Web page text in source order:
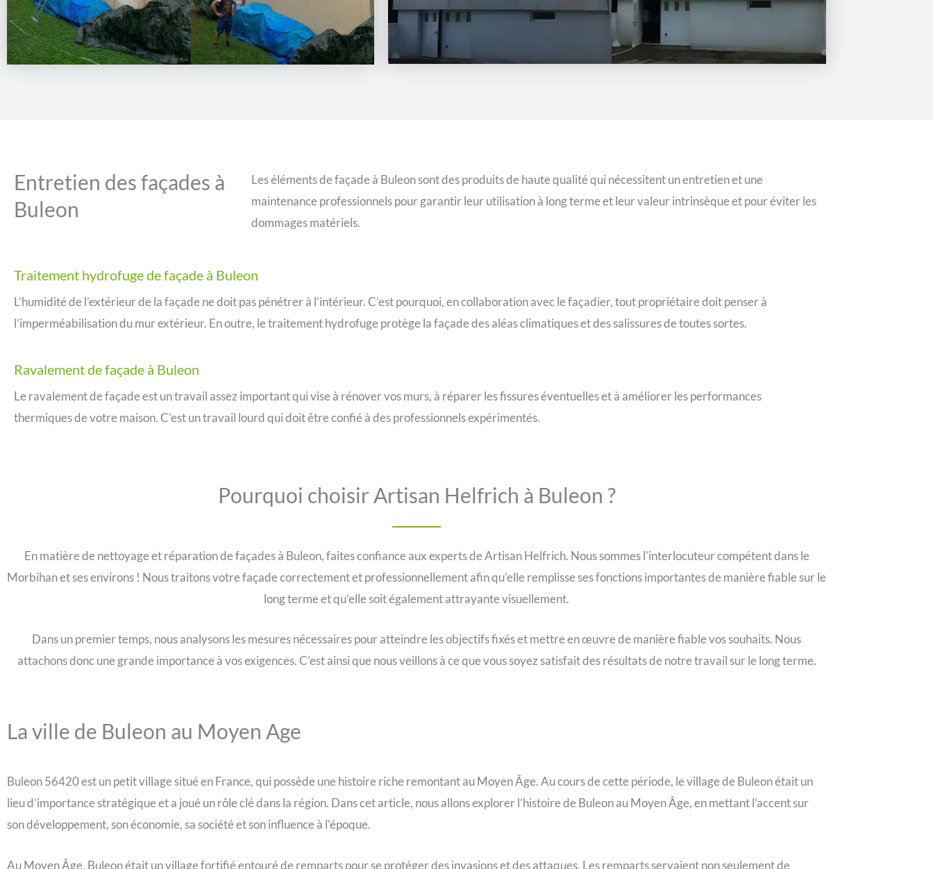
Entretien des façades à
Buleon
Les éléments de façade à Buleon sont des produits de haute qualité qui nécessitent un entretien et une
maintenance professionnels pour garantir leur utilisation à long terme et leur valeur intrinsèque et pour éviter les
dommages matériels.
Traitement hydrofuge de façade à Buleon
L’humidité de l’extérieur de la façade ne doit pas pénétrer à l’intérieur. C’est pourquoi, en collaboration avec le façadier, tout propriétaire doit penser à
l’imperméabilisation du mur extérieur. En outre, le traitement hydrofuge protège la façade des aléas climatiques et des salissures de toutes sortes.
Ravalement de façade à Buleon
Le ravalement de façade est un travail assez important qui vise à rénover vos murs, à réparer les fissures éventuelles et à améliorer les performances
thermiques de votre maison. C’est un travail lourd qui doit être confié à des professionnels expérimentés.
Pourquoi choisir Artisan Helfrich à Buleon ?
En matière de nettoyage et réparation de façades à Buleon, faites confiance aux experts de Artisan Helfrich. Nous sommes l’interlocuteur compétent dans le
Morbihan et ses environs ! Nous traitons votre façade correctement et professionnellement afin qu’elle remplisse ses fonctions importantes de manière fiable sur le
long terme et qu’elle soit également attrayante visuellement.
Dans un premier temps, nous analysons les mesures nécessaires pour atteindre les objectifs fixés et mettre en œuvre de manière fiable vos souhaits. Nous
attachons donc une grande importance à vos exigences. C’est ainsi que nous veillons à ce que vous soyez satisfait des résultats de notre travail sur le long terme.
La ville de Buleon au Moyen Age
Buleon 56420 est un petit village situé en France, qui possède une histoire riche remontant au Moyen Âge. Au cours de cette période, le village de Buleon était un
lieu d’importance stratégique et a joué un rôle clé dans la région. Dans cet article, nous allons explorer l’histoire de Buleon au Moyen Âge, en mettant l’accent sur
son développement, son économie, sa société et son influence à l’époque.
Au Moyen Âge, Buleon était un village fortifié entouré de remparts pour se protéger des invasions et des attaques. Les remparts servaient non seulement de